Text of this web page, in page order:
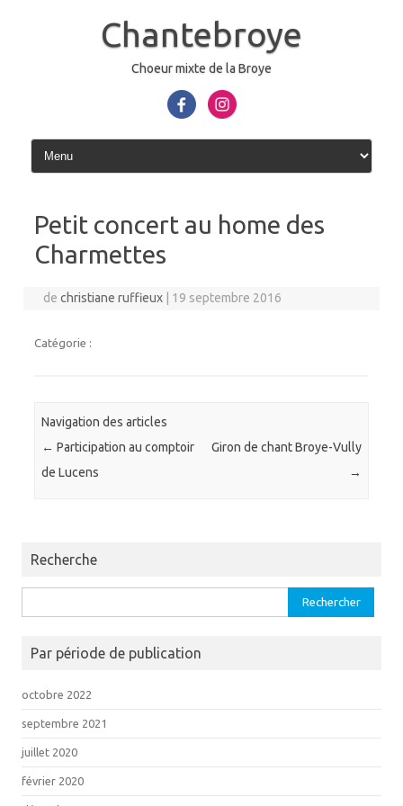
Chantebroye
Choeur mixte de la Broye
Petit concert au home des
Charmettes
dechristiane ruffieux 19 septembre 2016
Catégorie :
Navigation des articles
← Participation au comptoir
de Lucens
Giron de chant Broye-Vully
→
Recherche
Par période de publication
octobre 2022
septembre 2021
juillet 2020
février 2020